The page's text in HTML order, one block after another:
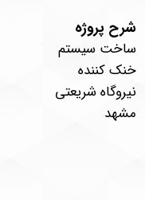
شرح پروژه
ساخت سيستم
خنک كننده
نيروگاه شريعتی
مشهد